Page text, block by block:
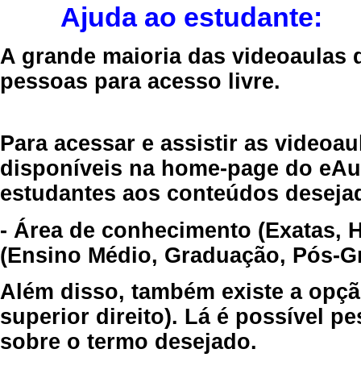
Ajuda ao estudante:
A grande maioria das videoaulas
pessoas para acesso livre.
Para acessar e assistir as
disponíveis na home-page do
estudantes aos conteúdos
- Área de conhecimento (Exatas,
(Ensino Médio, Graduação, Pós-
Além disso, também existe a
superior direito). Lá é possível
sobre o termo desejado.